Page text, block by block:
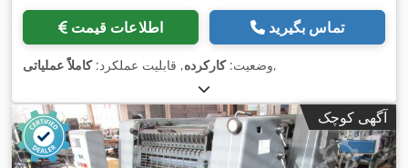
اطلاعات قیمت تماس بگیرید
وضعیت:کارکرده, قابلیت عملکرد:کاملاً عملیاتی ,
آگهی کوچک